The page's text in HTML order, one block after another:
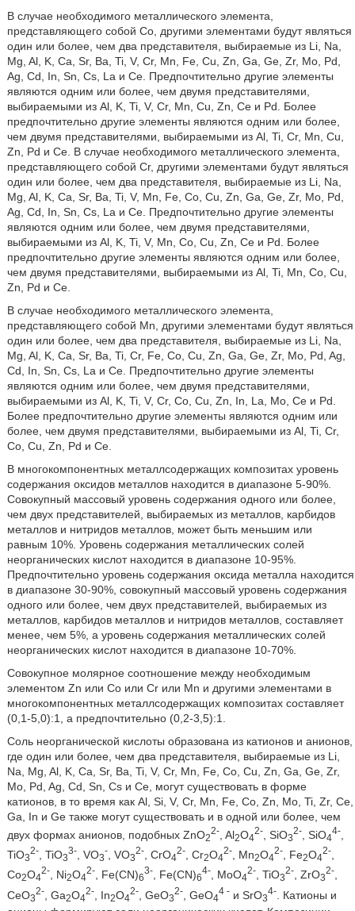
В случае необходимого металлического элемента,
представляющего собой Cо, другими элементами будут являться
один или более, чем два представителя, выбираемые из Li, Na,
Mg, Al, K, Ca, Sr, Ba, Ti, V, Cr, Mn, Fe, Cu, Zn, Ga, Ge, Zr, Mo, Pd,
Ag, Cd, In, Sn, Cs, La и Се. Предпочтительно другие элементы
являются одним или более, чем двумя представителями,
выбираемыми из Al, K, Ti, V, Cr, Mn, Cu, Zn, Ce и Pd. Более
предпочтительно другие элементы являются одним или более,
чем двумя представителями, выбираемыми из Al, Ti, Cr, Mn, Сu,
Zn, Pd и Ce. В случае необходимого металлического элемента,
представляющего собой Cr, другими элементами будут являться
один или более, чем два представителя, выбираемые из Li, Na,
Mg, Al, K, Ca, Sr, Ba, Ti, V, Mn, Fe, Со, Cu, Zn, Ga, Ge, Zr, Mo, Pd,
Ag, Cd, In, Sn, Cs, La и Се. Предпочтительно другие элементы
являются одним или более, чем двумя представителями,
выбираемыми из Al, K, Ti, V, Mn, Со, Cu, Zn, Ce и Pd. Более
предпочтительно другие элементы являются одним или более,
чем двумя представителями, выбираемыми из Al, Ti, Mn, Со, Сu,
Zn, Pd и Ce.
В случае необходимого металлического элемента,
представляющего собой Mn, другими элементами будут являться
один или более, чем два представителя, выбираемые из Li, Na,
Mg, Al, K, Ca, Sr, Ba, Ti, Cr, Fe, Co, Cu, Zn, Ga, Ge, Zr, Mo, Pd, Ag,
Cd, In, Sn, Cs, La и Се. Предпочтительно другие элементы
являются одним или более, чем двумя представителями,
выбираемыми из Al, K, Ti, V, Cr, Co, Cu, Zn, In, La, Mo, Ce и Pd.
Более предпочтительно другие элементы являются одним или
более, чем двумя представителями, выбираемыми из Al, Ti, Cr,
Co, Сu, Zn, Pd и Ce.
В многокомпонентных металлсодержащих композитах уровень
содержания оксидов металлов находится в диапазоне 5-90%.
Совокупный массовый уровень содержания одного или более,
чем двух представителей, выбираемых из металлов, карбидов
металлов и нитридов металлов, может быть меньшим или
равным 10%. Уровень содержания металлических солей
неорганических кислот находится в диапазоне 10-95%.
Предпочтительно уровень содержания оксида металла находится
в диапазоне 30-90%, совокупный массовый уровень содержания
одного или более, чем двух представителей, выбираемых из
металлов, карбидов металлов и нитридов металлов, составляет
менее, чем 5%, а уровень содержания металлических солей
неорганических кислот находится в диапазоне 10-70%.
Совокупное молярное соотношение между необходимым
элементом Zn или Со или Cr или Mn и другими элементами в
многокомпонентных металлсодержащих композитах составляет
(0,1-5,0):1, а предпочтительно (0,2-3,5):1.
Соль неорганической кислоты образована из катионов и анионов,
где один или более, чем два представителя, выбираемые из Li,
Na, Mg, Al, K, Ca, Sr, Ba, Ti, V, Cr, Mn, Fe, Co, Cu, Zn, Ga, Ge, Zr,
Mo, Pd, Ag, Cd, Sn, Cs и Ce, могут существовать в форме
катионов, в то время как Al, Si, V, Cr, Mn, Fe, Co, Zn, Mo, Ti, Zr, Ce,
Ga, In и Ge также могут существовать и в одной или более, чем
двух формах анионов, подобных ZnO2
2-, Al2O4
2-, SiO3
2-, SiO4
4-,
TiO3
2-, TiO3
3-, VO3
-, VO3
2-, CrO4
2-, Cr2O4
2-, Mn2O4
2-, Fe2O4
2-,
Co2O4
2-, Ni2O4
2-, Fe(CN)6
3-, Fe(CN)6
4-, MoO4
2-, TiO3
2-, ZrO3
2-,
CeO3
2-, Ga2O4
2-, In2O4
2-, GeO3
2-, GeO4
4 -и SrO3
4-. Катионы и